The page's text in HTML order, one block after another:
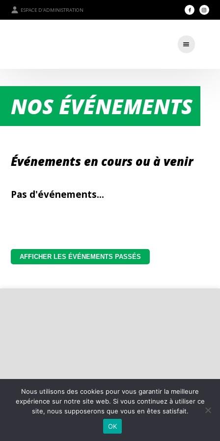
ESPACE D'ADMINISTRATION
NOS ÉVÉNEMENTS
Événements en cours ou à venir
Pas d'événements...
2026 - Basket Mesnil Franqueville Boos | Site internet réalisé par
MENTIONS LÉGALES
Nous utilisons des cookies pour vous garantir la meilleure
expérience sur notre site web. Si vous continuez à utiliser ce
site, nous supposerons que vous en êtes satisfait.
OK